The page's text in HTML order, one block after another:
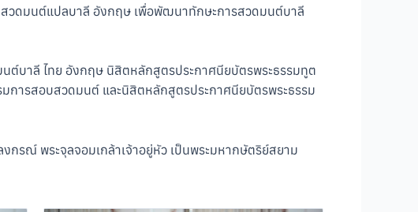
วดมนต์แปลบาลี อังกฤษ เพื่อพัฒนาทักษะการสวดมนต์บาลี
บาลี ไทย อังกฤษ นิสิตหลักสูตรประกาศนียบัตรพระธรรมทูต
การสอบสวดมนต์ และนิสิตหลักสูตรประกาศนียบัตรพระธรรม
รณ์ พระจุลจอมเกล้าเจ้าอยู่หัว เป็นพระมหากษัตริย์สยาม